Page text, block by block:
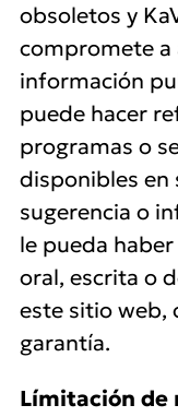
obsoletos y
compromete a
información
puede hacer
programas o
disponibles en
sugerencia o
le pueda
oral, escrita o
este sitio web,
garantía.
Límitación de